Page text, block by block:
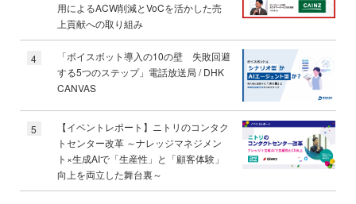
用によるACW削減とVoCを活かした売
上貢献への取り組み
4
「ボイスボット導入の10の壁 失敗回避
する5つのステップ」電話放送局 / DHK
CANVAS
5
【イベントレポート】ニトリのコンタク
トセンター改革 ～ナレッジマネジメン
ト×生成AIで「生産性」と「顧客体験」
向上を両立した舞台裏～